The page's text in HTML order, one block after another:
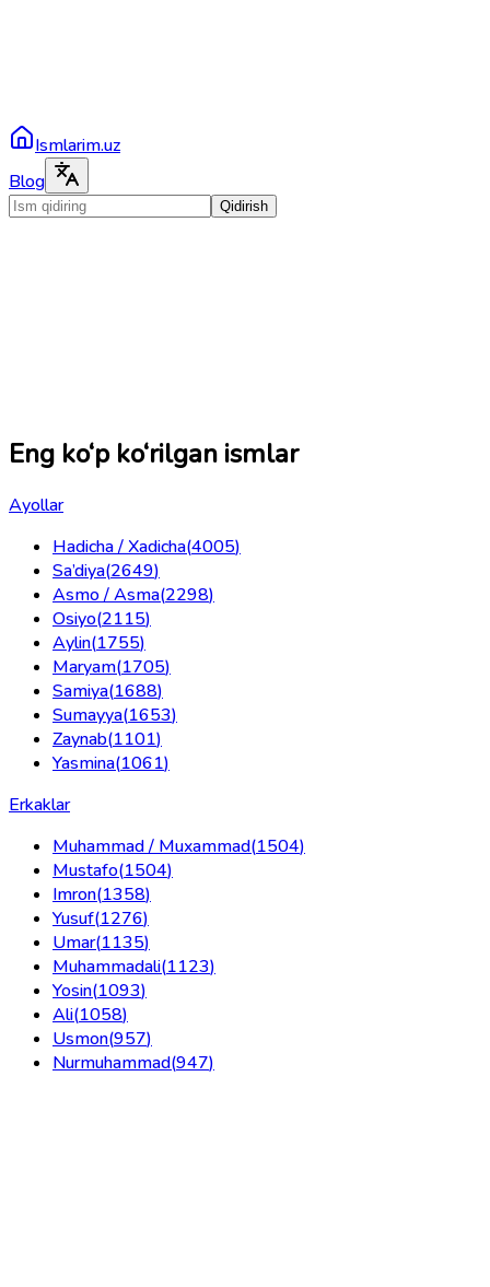
Ismlarim.uz
Blog
Qidirish
Eng ko‘p ko‘rilgan ismlar
Ayollar
Hadicha / Xadicha(4005)
Sa’diya(2649)
Asmo / Asma(2298)
Osiyo(2115)
Aylin(1755)
Maryam(1705)
Samiya(1688)
Sumayya(1653)
Zaynab(1101)
Yasmina(1061)
Erkaklar
Muhammad / Muxammad(1504)
Mustafo(1504)
Imron(1358)
Yusuf(1276)
Umar(1135)
Muhammadali(1123)
Yosin(1093)
Ali(1058)
Usmon(957)
Nurmuhammad(947)